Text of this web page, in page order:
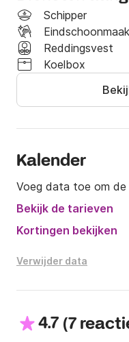
Schipper
Eindschoonmaak
Reddingsvest
Koelbox
Kalender
Voeg data toe om de
Bekijk de tarieven
Kortingen bekijken
Verwijder data
4.7 (7